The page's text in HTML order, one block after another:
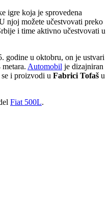
igre koja je sprovedena
njoj možete učestvovati preko
i time aktivno učestvovati u
godine u oktobru, on je ustvari
Automobil je dizajniran
i proizvodi u Fabrici Tofaš u
Fiat 500L.